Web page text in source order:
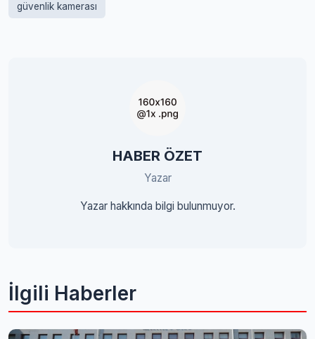
güvenlik kamerası
HABER ÖZET
Yazar
Yazar hakkında bilgi bulunmuyor.
İlgili Haberler